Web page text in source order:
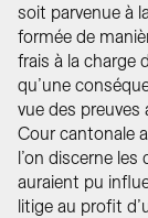
soit parvenue à
formée de
frais à la charge
qu’une
vue des preuves
Cour cantonale
l’on discerne
auraient pu
litige au profit